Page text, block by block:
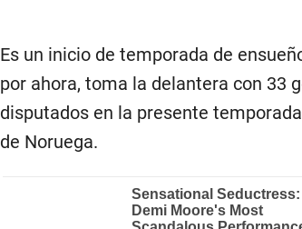
Es un inicio de temporada de
por ahora, toma la delantera con 33
disputados en la presente
de Noruega.